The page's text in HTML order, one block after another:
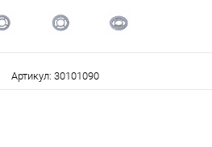
Артикул: 30101090